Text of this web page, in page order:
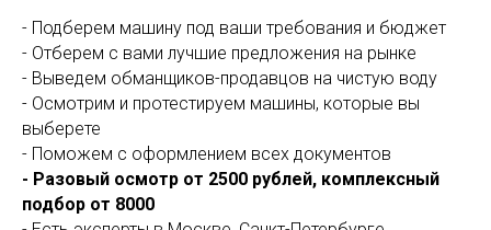
- Подберем машину под ваши требования и бюджет
- Отберем с вами лучшие предложения на рынке
- Выведем обманщиков-продавцов на чистую воду
- Осмотрим и протестируем машины, которые вы
выберете
- Поможем с оформлением всех документов
- Разовый осмотр от 2500 рублей, комплексный
подбор от 8000